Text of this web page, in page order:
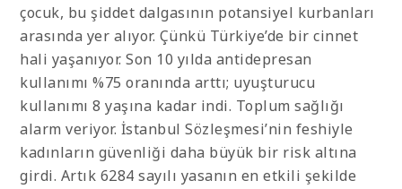
çocuk, bu şiddet dalgasının potansiyel kurbanları
arasında yer alıyor. Çünkü Türkiye’de bir cinnet
hali yaşanıyor. Son 10 yılda antidepresan
kullanımı %75 oranında arttı; uyuşturucu
kullanımı 8 yaşına kadar indi. Toplum sağlığı
alarm veriyor. İstanbul Sözleşmesi’nin feshiyle
kadınların güvenliği daha büyük bir risk altına
girdi. Artık 6284 sayılı yasanın en etkili şekilde